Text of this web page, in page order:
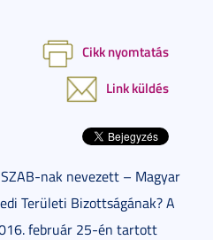
Cikk nyomtatás
Link küldés
nak nevezett – Magyar
Területi Bizottságának? A
február 25-én tartott